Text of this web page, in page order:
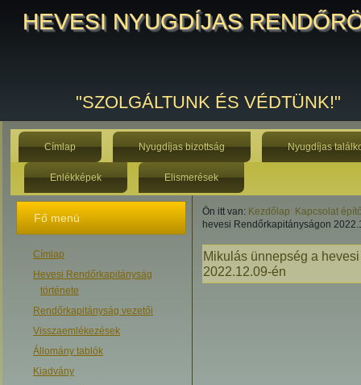
HEVESI NYUGDÍJAS
"SZOLGÁLTUNK ÉS VÉDTÜNK!"
Címlap Nyugdíjas bizottság Nyugdíjas
Enlékképek Elismerések
Fő menü
Címlap
Hevesi Rendőrkapitányság
története
Rendőrkapitányság vezetői
Visszaemlékezések
Állomány tablók
Kiadvány
Ön itt van: Kezdőlap
Kapcsolat
hevesi Rendőrkapitányságon
Mikulás ünnepség a
2022.12.09-én